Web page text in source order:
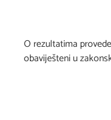
O rezultatima
obaviješteni u